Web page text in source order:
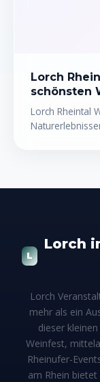
Lorch
schönsten
Lorch Rheintal
L
Lorch
Lorch
mehr als ein
dieser
Weinfest,
Rheinufer-
am Rhein